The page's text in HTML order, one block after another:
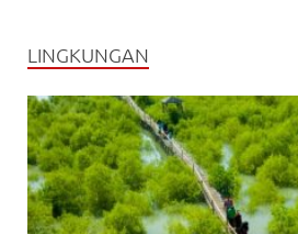
LINGKUNGAN